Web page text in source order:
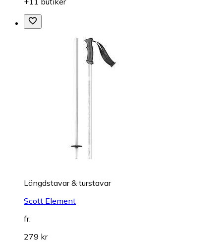
Längdstavar & turstavar
Scott Element
fr.
279 kr